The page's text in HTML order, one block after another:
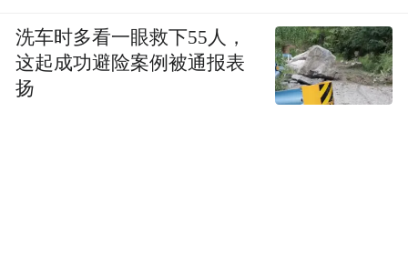
洗车时多看一眼救下55人，
这起成功避险案例被通报表
扬